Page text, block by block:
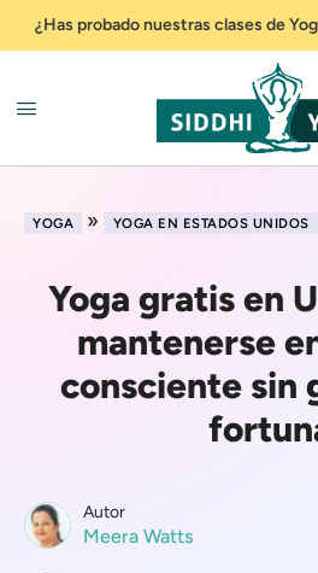
¿Has probado nuestras clases de
YOGA » YOGA EN ESTADOS UNIDOS
Yoga gratis en
mantenerse
consciente sin
Autor
Meera Watts